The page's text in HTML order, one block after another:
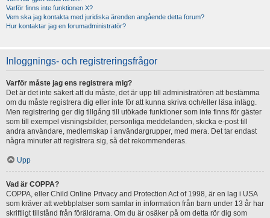
Varför finns inte funktionen X?
Vem ska jag kontakta med juridiska ärenden angående detta forum?
Hur kontaktar jag en forumadministratör?
Inloggnings- och registreringsfrågor
Varför måste jag ens registrera mig?
Det är det inte säkert att du måste, det är upp till administratören att bestämma
om du måste registrera dig eller inte för att kunna skriva och/eller läsa inlägg.
Men registrering ger dig tillgång till utökade funktioner som inte finns för gäster
som till exempel visningsbilder, personliga meddelanden, skicka e-post till
andra användare, medlemskap i användargrupper, med mera. Det tar endast
några minuter att registrera sig, så det rekommenderas.
Upp
Vad är COPPA?
COPPA, eller Child Online Privacy and Protection Act of 1998, är en lag i USA
som kräver att webbplatser som samlar in information från barn under 13 år har
skriftligt tillstånd från föräldrarna. Om du är osäker på om detta rör dig som